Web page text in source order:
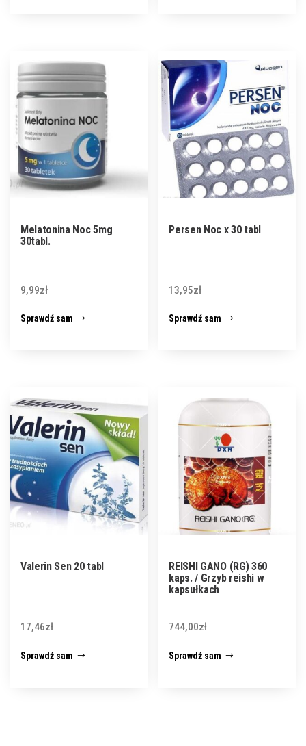
Melatonina Noc 5mg
30tabl.
9,99zł
Sprawdź sam
Persen Noc x 30 tabl
13,95zł
Sprawdź sam
Valerin Sen 20 tabl
17,46zł
Sprawdź sam
REISHI GANO (RG) 360
kaps. / Grzyb reishi w
kapsułkach
744,00zł
Sprawdź sam